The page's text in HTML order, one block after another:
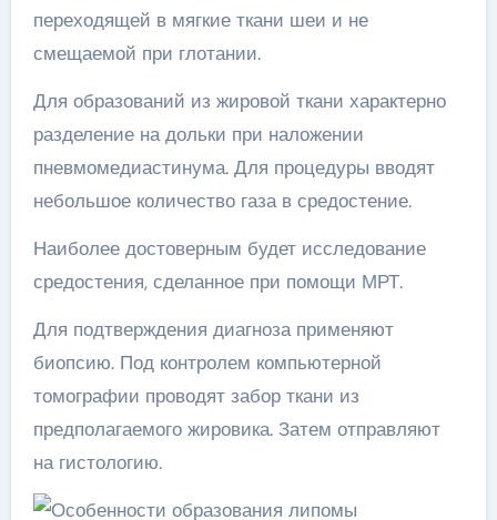
переходящей в мягкие ткани шеи и не
смещаемой при глотании.
Для образований из жировой ткани характерно
разделение на дольки при наложении
пневмомедиастинума. Для процедуры вводят
небольшое количество газа в средостение.
Наиболее достоверным будет исследование
средостения, сделанное при помощи МРТ.
Для подтверждения диагноза применяют
биопсию. Под контролем компьютерной
томографии проводят забор ткани из
предполагаемого жировика. Затем отправляют
на гистологию.